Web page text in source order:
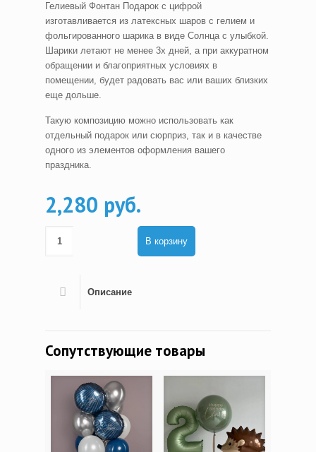
Гелиевый Фонтан Подарок с цифрой
изготавливается из латексных шаров с гелием и
фольгированного шарика в виде Солнца с улыбкой.
Шарики летают не менее 3х дней, а при аккуратном
обращении и благоприятных условиях в
помещении, будет радовать вас или ваших близких
еще дольше.
Такую композицию можно использовать как
отдельный подарок или сюрприз, так и в качестве
одного из элементов оформления вашего
праздника.
2,280 руб.
В корзину
Описание
Сопутствующие товары